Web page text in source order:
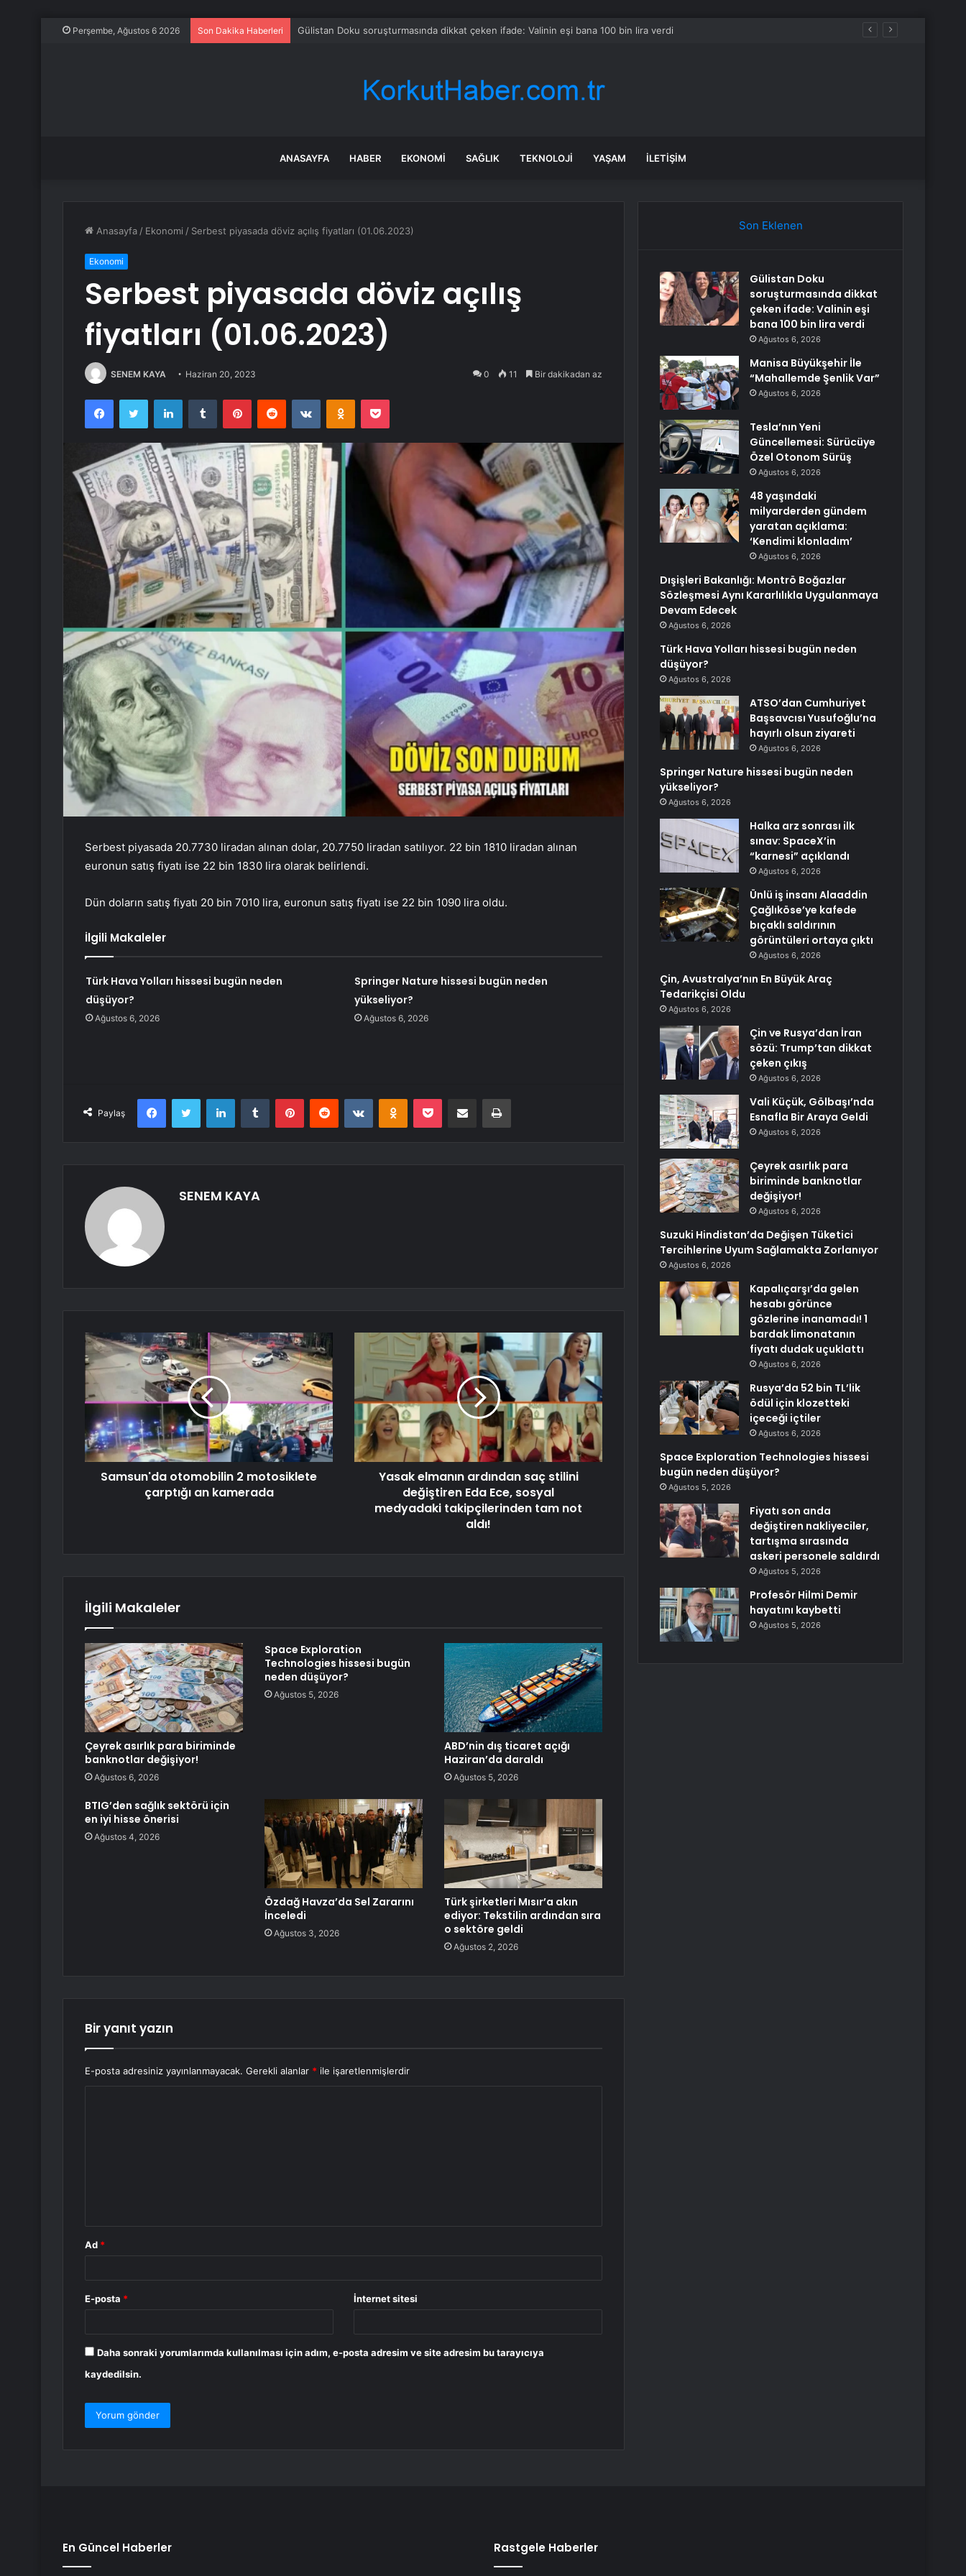
Perşembe, Ağustos 6 2026 Son Dakika Haberleri Manisa Büyükşehir İle “Mahallemde Şenlik Var”
ANASAYFA HABER EKONOMI SAĞLIK TEKNOLOJI YAŞAM İLETIŞIM
Anasayfa / Ekonomi / Serbest piyasada döviz açılış fiyatları (01.06.2023)
Ekonomi
Serbest piyasada döviz açılış
fiyatları (01.06.2023)
SENEM KAYA Haziran 20, 2023 0 11 Bir dakikadan az
FacebookTwitter LinkedInTumblr PinterestReddit VKontakteOdnoklassniki
Pocket
Serbest piyasada 20.7730 liradan alınan dolar, 20.7750 liradan satılıyor. 22 bin 1810 liradan alınan
euronun satış fiyatı ise 22 bin 1830 lira olarak belirlendi.
Dün doların satış fiyatı 20 bin 7010 lira, euronun satış fiyatı ise 22 bin 1090 lira oldu.
İlgili Makaleler
Türk Hava Yolları hissesi bugün neden
düşüyor?
Ağustos 6, 2026
Springer Nature hissesi bugün neden
yükseliyor?
Ağustos 6, 2026
Paylaş
FacebookTwitter LinkedInTumblr PinterestReddit VKontakteOdnoklassniki
Pocket E-Posta ile paylaş Yazdır
SENEM KAYA
Samsun'da otomobilin 2 motosiklete
çarptığı an kamerada
Yasak elmanın ardından saç stilini
değiştiren Eda Ece, sosyal
medyadaki takipçilerinden tam not
aldı!
İlgili Makaleler
Çeyrek asırlık para biriminde
banknotlar değişiyor!
Ağustos 6, 2026
Space Exploration
Technologies hissesi bugün
neden düşüyor?
Ağustos 5, 2026
ABD’nin dış ticaret açığı
Haziran’da daraldı
Ağustos 5, 2026
BTIG’den sağlık sektörü için
en iyi hisse önerisi
Ağustos 4, 2026
Özdağ Havza’da Sel Zararını
İnceledi
Ağustos 3, 2026
Türk şirketleri Mısır’a akın
ediyor: Tekstilin ardından sıra
o sektöre geldi
Ağustos 2, 2026
Bir yanıt yazın
E-posta adresiniz yayınlanmayacak. Gerekli alanlar * ile işaretlenmişlerdir
Ad *
E-posta * İnternet sitesi
Daha sonraki yorumlarımda kullanılması için adım, e-posta adresim ve site adresim bu tarayıcıya
kaydedilsin.
Son Eklenen
Gülistan Doku
soruşturmasında dikkat
çeken ifade: Valinin eşi
bana 100 bin lira verdi
Ağustos 6, 2026
Manisa Büyükşehir İle
“Mahallemde Şenlik Var”
Ağustos 6, 2026
Tesla’nın Yeni
Güncellemesi: Sürücüye
Özel Otonom Sürüş
Ağustos 6, 2026
48 yaşındaki
milyarderden gündem
yaratan açıklama:
‘Kendimi klonladım’
Ağustos 6, 2026
Dışişleri Bakanlığı: Montrö Boğazlar
Sözleşmesi Aynı Kararlılıkla Uygulanmaya
Devam Edecek
Ağustos 6, 2026
Türk Hava Yolları hissesi bugün neden
düşüyor?
Ağustos 6, 2026
ATSO’dan Cumhuriyet
Başsavcısı Yusufoğlu’na
hayırlı olsun ziyareti
Ağustos 6, 2026
Springer Nature hissesi bugün neden
yükseliyor?
Ağustos 6, 2026
Halka arz sonrası ilk
sınav: SpaceX’in
“karnesi” açıklandı
Ağustos 6, 2026
Ünlü iş insanı Alaaddin
Çağlıköse’ye kafede
bıçaklı saldırının
görüntüleri ortaya çıktı
Ağustos 6, 2026
Çin, Avustralya’nın En Büyük Araç
Tedarikçisi Oldu
Ağustos 6, 2026
Çin ve Rusya’dan İran
sözü: Trump’tan dikkat
çeken çıkış
Ağustos 6, 2026
Vali Küçük, Gölbaşı’nda
Esnafla Bir Araya Geldi
Ağustos 6, 2026
Çeyrek asırlık para
biriminde banknotlar
değişiyor!
Ağustos 6, 2026
Suzuki Hindistan’da Değişen Tüketici
Tercihlerine Uyum Sağlamakta Zorlanıyor
Ağustos 6, 2026
Kapalıçarşı’da gelen
hesabı görünce
gözlerine inanamadı! 1
bardak limonatanın
fiyatı dudak uçuklattı
Ağustos 6, 2026
Rusya’da 52 bin TL’lik
ödül için klozetteki
içeceği içtiler
Ağustos 6, 2026
Space Exploration Technologies hissesi
bugün neden düşüyor?
Ağustos 5, 2026
Fiyatı son anda
değiştiren nakliyeciler,
tartışma sırasında
askeri personele saldırdı
Ağustos 5, 2026
Profesör Hilmi Demir
hayatını kaybetti
Ağustos 5, 2026
En Güncel Haberler Rastgele Haberler